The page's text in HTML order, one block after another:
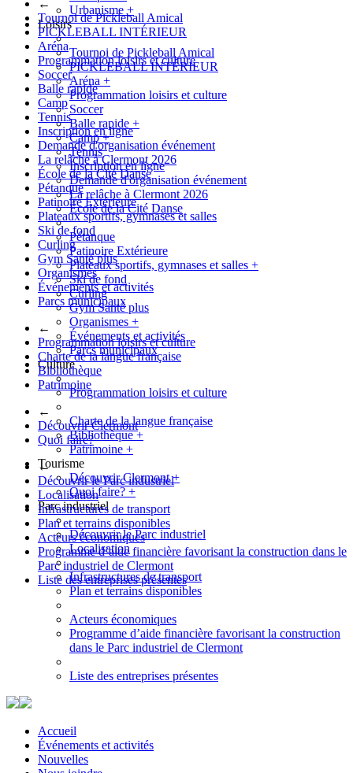
←
Tournoi de Pickleball Amical
PICKLEBALL INTÉRIEUR
Aréna
Programmation loisirs et culture
Soccer
Balle rapide
Camp
Tennis
Inscription en ligne
Demande d'organisation événement
La relâche à Clermont 2026
École de la Cité Danse
Pétanque
Patinoire Extérieure
Plateaux sportifs, gymnases et salles
Ski de fond
Curling
Gym Santé plus
Organismes
Événements et activités
Parcs municipaux
←
Programmation loisirs et culture
Charte de la langue française
Bibliothèque
Patrimoine
←
Découvrir Clermont
Quoi faire?
←
Découvrir le Parc industriel
Localisation
Infrastructures de transport
Plan et terrains disponibles
Acteurs économiques
Programme d’aide financière favorisant la construction dans le
Parc industriel de Clermont
Liste des entreprises présentes
Urbanisme +
Loisirs
Tournoi de Pickleball Amical
PICKLEBALL INTÉRIEUR
Aréna +
Programmation loisirs et culture
Soccer
Balle rapide +
Camp+
Tennis
Inscription en ligne
Demande d'organisation événement
La relâche à Clermont 2026
École de la Cité Danse
Pétanque
Patinoire Extérieure
Plateaux sportifs, gymnases et salles +
Ski de fond
Curling
Gym Santé plus
Organismes +
Événements et activités
Parcs municipaux
Culture
Programmation loisirs et culture
Charte de la langue française
Bibliothèque+
Patrimoine +
Tourisme
Découvrir Clermont+
Quoi faire? +
Parc industriel
Découvrir le Parc industriel
Localisation
Infrastructures de transport
Plan et terrains disponibles
Acteurs économiques
Programme d’aide financière favorisant la construction
dans le Parc industriel de Clermont
Liste des entreprises présentes
Accueil
Événements et activités
Nouvelles